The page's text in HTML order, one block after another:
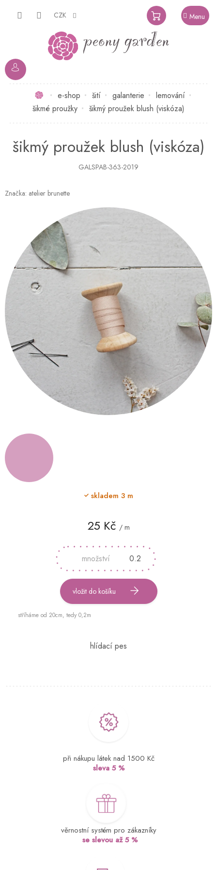
CZK
NÁKUPNÍ
KOŠÍK
Domůe-shop šití galanterie
lemování
šikmé proužky
šikmý proužek blush (viskóza)
šikmý proužek blush (viskóza)
GALSPAB-363-2019
Značka: atelier brunette
25 Kč / m
cena:
skladem 3 m
vložit do košíku
stříháme od 20cm, tedy 0,2m
při nákupu látek nad 1500 Kč
sleva 5 %
věrnostní systém pro zákazníky
se slevou až 5 %